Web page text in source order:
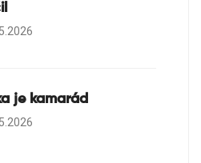
je kamarád